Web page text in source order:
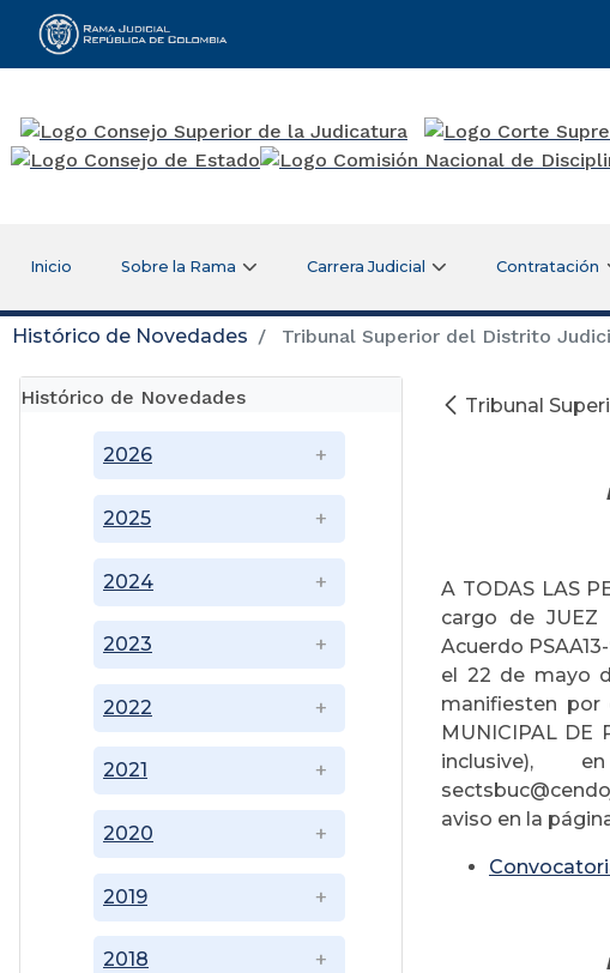
Rama Judicial
Inicio Sobre la Rama Carrera Judicial Contratación
Histórico de Novedades Tribunal Superior del Distrito
Histórico de Novedades
2018
2019
2020
2021
2022
2023
2024
2025
2026
Tribunal
A TODAS LAS
cargo de JUEZ
Acuerdo
el 22 de mayo
manifiesten por
MUNICIPAL DE
inclusive),
aviso en la